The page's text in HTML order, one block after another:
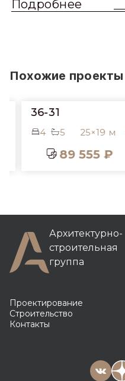
обычный одинарный
Подробнее
Похожие проекты
36-31
4 5 25×19 м
89 555 ₽
Архитектурно-
строительная
группа
Проектирование
Строительство
Контакты